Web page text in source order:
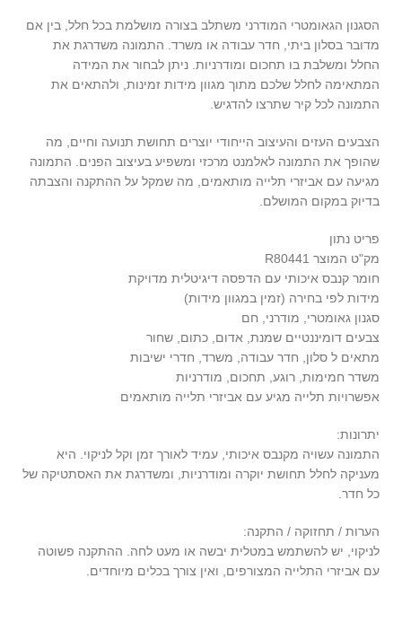
הסגנון הגאומטרי המודרני משתלב בצורה מושלמת בכל חלל, בין אם
מדובר בסלון ביתי, חדר עבודה או משרד. התמונה משדרגת את
החלל ומשלבת בו תחכום ומודרניות. ניתן לבחור את המידה
המתאימה לחלל שלכם מתוך מגוון מידות זמינות, ולהתאים את
התמונה לכל קיר שתרצו להדגיש.
הצבעים העזים והעיצוב הייחודי יוצרים תחושת תנועה וחיים, מה
שהופך את התמונה לאלמנט מרכזי ומשפיע בעיצוב הפנים. התמונה
מגיעה עם אביזרי תלייה מותאמים, מה שמקל על ההתקנה והצבתה
בדיוק במקום המושלם.
פריט נתון
מק"ט המוצר R80441
חומר קנבס איכותי עם הדפסה דיגיטלית מדויקת
מידות לפי בחירה (זמין במגוון מידות)
סגנון גאומטרי, מודרני, חם
צבעים דומיננטיים שמנת, אדום, כתום, שחור
מתאים ל סלון, חדר עבודה, משרד, חדרי ישיבות
משדר חמימות, רוגע, תחכום, מודרניות
אפשרויות תלייה מגיע עם אביזרי תלייה מותאמים
יתרונות:
התמונה עשויה מקנבס איכותי, עמיד לאורך זמן וקל לניקוי. היא
מעניקה לחלל תחושת יוקרה ומודרניות, ומשדרגת את האסתטיקה של
כל חדר.
הערות / תחזוקה / התקנה:
לניקוי, יש להשתמש במטלית יבשה או מעט לחה. ההתקנה פשוטה
עם אביזרי התלייה המצורפים, ואין צורך בכלים מיוחדים.